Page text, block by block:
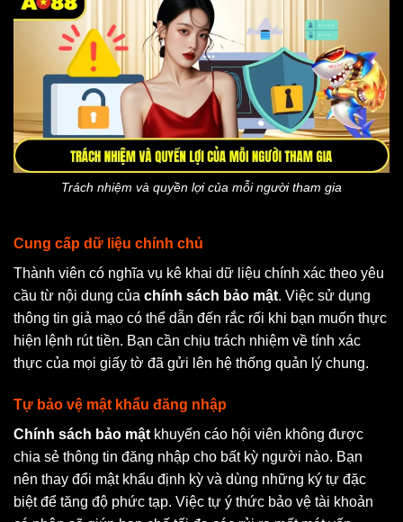
Trách nhiệm và quyền lợi của mỗi người tham gia
Cung cấp dữ liệu chính chủ
Thành viên có nghĩa vụ kê khai dữ liệu chính xác theo yêu
cầu từ nội dung của chính sách bảo mật. Việc sử dụng
thông tin giả mạo có thể dẫn đến rắc rối khi bạn muốn thực
hiện lệnh rút tiền. Bạn cần chịu trách nhiệm về tính xác
thực của mọi giấy tờ đã gửi lên hệ thống quản lý chung.
Tự bảo vệ mật khẩu đăng nhập
Chính sách bảo mật khuyến cáo hội viên không được
chia sẻ thông tin đăng nhập cho bất kỳ người nào. Bạn
nên thay đổi mật khẩu định kỳ và dùng những ký tự đặc
biệt để tăng độ phức tạp. Việc tự ý thức bảo vệ tài khoản